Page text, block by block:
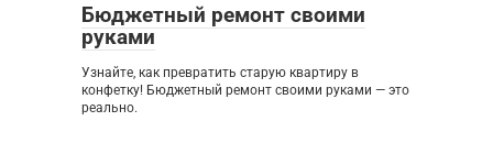
Бюджетный ремонт своими
руками
Узнайте, как превратить старую квартиру в
конфетку! Бюджетный ремонт своими руками — это
реально.